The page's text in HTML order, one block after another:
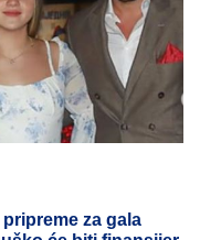
za gala